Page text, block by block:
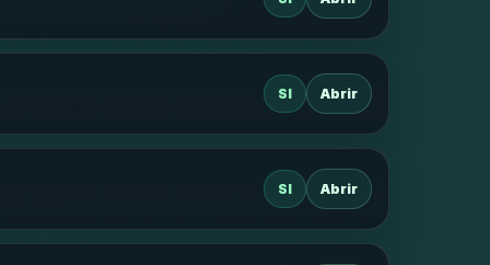
SI Abrir
SI Abrir